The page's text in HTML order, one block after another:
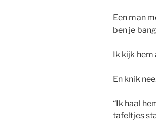
Een man
ben je
Ik kijk hem
En knik
“Ik haal
tafeltjes